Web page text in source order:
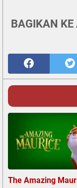
BAGIKAN
The Amazing